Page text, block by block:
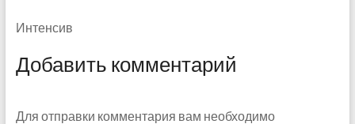
Интенсив
Добавить комментарий
Для отправки комментария вам необходимо